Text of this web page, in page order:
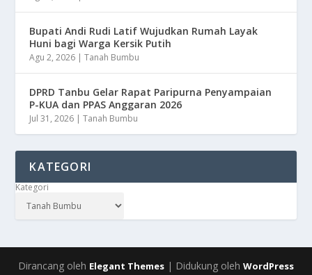
Bupati Andi Rudi Latif Wujudkan Rumah Layak
Huni bagi Warga Kersik Putih
Agu 2, 2026 |Tanah Bumbu
DPRD Tanbu Gelar Rapat Paripurna Penyampaian
P-KUA dan PPAS Anggaran 2026
Jul 31, 2026 |Tanah Bumbu
KATEGORI
Kategori
Dirancang oleh Elegant Themes | Didukung oleh WordPress